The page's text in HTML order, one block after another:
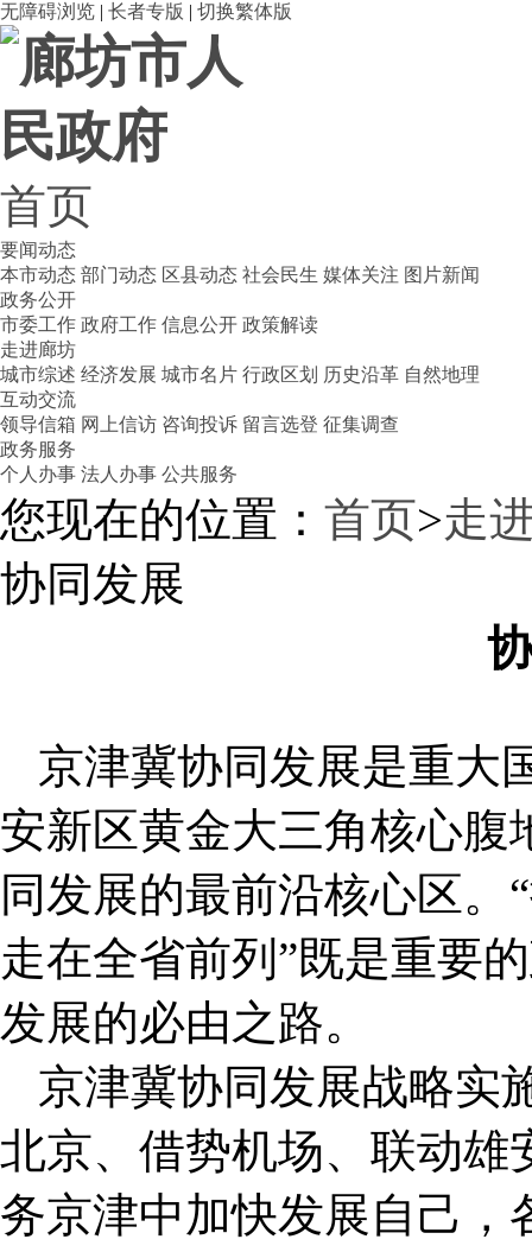
无障碍浏览 | 长者专版 | 切换繁体版
首页
要闻动态
本市动态 部门动态 区县动态 社会民生 媒体关注 图片新闻
政务公开
市委工作 政府工作 信息公开 政策解读
走进廊坊
城市综述 经济发展 城市名片 行政区划 历史沿革 自然地理
互动交流
领导信箱 网上信访 咨询投诉 留言选登 征集调查
政务服务
个人办事 法人办事 公共服务
您现在的位置： 首页>走
协同发展
京津冀协同发展是重大
安新区黄金大三角核心腹
同发展的最前沿核心区
走在全省前列”既是重要
发展的必由之路。
京津冀协同发展战略实
北京、借势机场、联动雄
务京津中加快发展自己，